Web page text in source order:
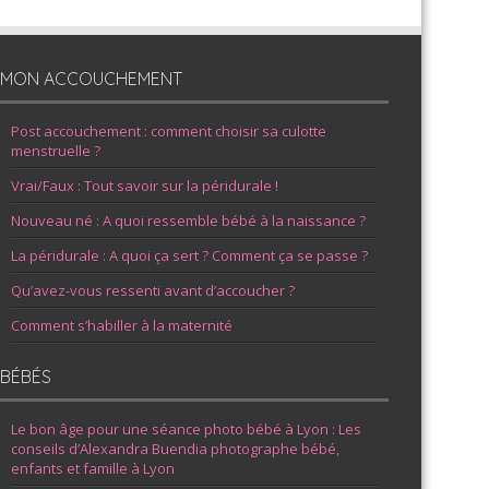
MON ACCOUCHEMENT
Post accouchement : comment choisir sa culotte
menstruelle ?
Vrai/Faux : Tout savoir sur la péridurale !
Nouveau né : A quoi ressemble bébé à la naissance ?
La péridurale : A quoi ça sert ? Comment ça se passe ?
Qu’avez-vous ressenti avant d’accoucher ?
Comment s’habiller à la maternité
BÉBÉS
Le bon âge pour une séance photo bébé à Lyon : Les
conseils d’Alexandra Buendia photographe bébé,
enfants et famille à Lyon